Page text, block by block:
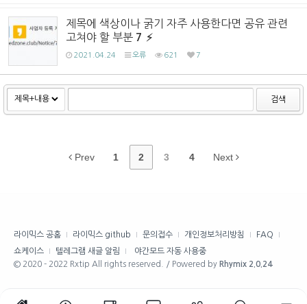
제목에 색상이나 굵기 자주 사용한다면 공유 관련
고쳐야 할 부분 7
2021.04.24 오류 621 7
검색
Prev 1 2 3 4 Next
라이믹스 공홈 라이믹스 github 문의접수 개인정보처리방침
FAQ
쇼케이스
텔레그램 새글 알림
야간모드 자동 사용중
© 2020 - 2022 Rxtip All rights reserved. / Powered by Rhymix 2.0.24